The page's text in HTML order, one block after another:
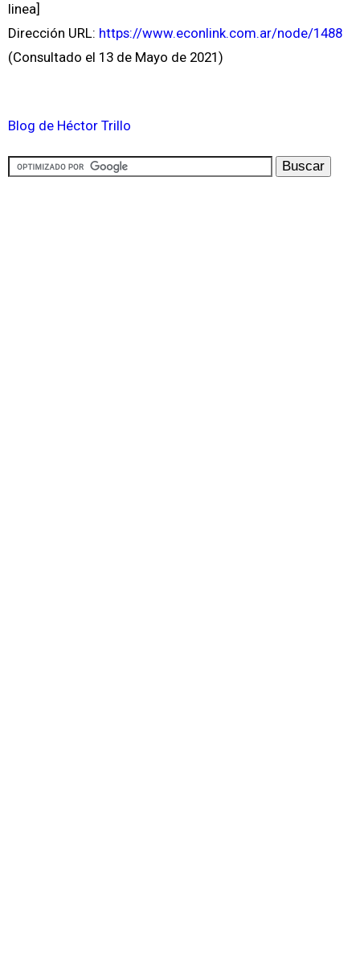
linea]
Dirección URL: https://www.econlink.com.ar/node/1488
(Consultado el 13 de Mayo de 2021)
Blog de Héctor Trillo